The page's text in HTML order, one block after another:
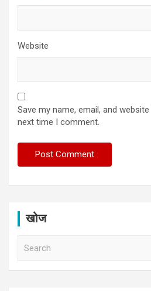
Website
Save my name, email, and
next time I comment.
खोज